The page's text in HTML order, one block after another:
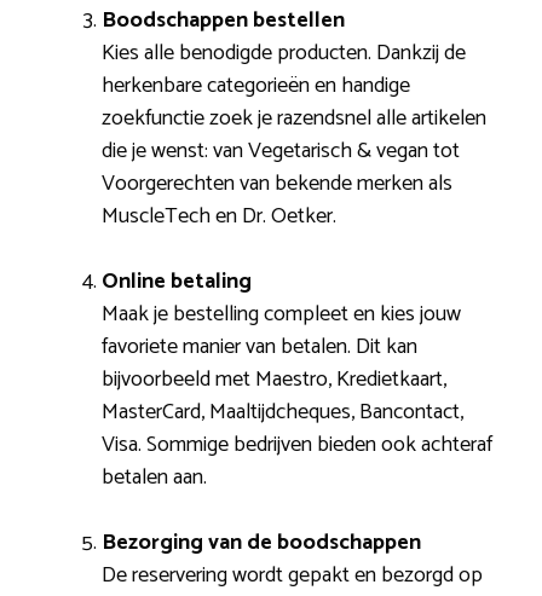
Boodschappen bestellen
Kies alle benodigde producten. Dankzij de
herkenbare categorieën en handige
zoekfunctie zoek je razendsnel alle artikelen
die je wenst: van Vegetarisch & vegan tot
Voorgerechten van bekende merken als
MuscleTech en Dr. Oetker.
Online betaling
Maak je bestelling compleet en kies jouw
favoriete manier van betalen. Dit kan
bijvoorbeeld met Maestro, Kredietkaart,
MasterCard, Maaltijdcheques, Bancontact,
Visa. Sommige bedrijven bieden ook achteraf
betalen aan.
Bezorging van de boodschappen
De reservering wordt gepakt en bezorgd op